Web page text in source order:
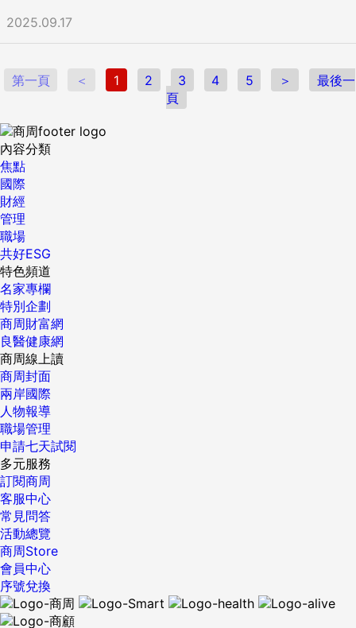
至理所當然的要求伴侶的父母幫忙。 網友TheWizardry90分享
了一段深刻的幻滅經歷。前女友從大學起便習慣由母親打理所
席間，前女友突然理所當然的對著男方母親說道：「嘿，妳忘
記洗我留在房間的衣服了。」兩人的關係在隨後的一週內宣告
人說話，不讓自己或朋友講完任何一句話。 刻意炫耀外語能
力，甚至對不懂該語言的陌生人強行搭話。 把點來的各種醬料
混雜成一大碗廚餘般的液體，自己卻一口都不吃。 不分場合隨
地吐痰、擤鼻涕。 生活習慣地獄篇 眼不見為淨？習慣把家裡
的髒亂藏起來（如將髒碗盤塞進烤箱、垃圾塞沙發墊下）而非
真正打掃乾淨。 生活中習慣製造噪音，像是音量開到最大、慣
性甩門、大力跺步或拉扯抽屜。 衛生習慣極差，頻繁讓馬桶阻
塞卻拒絕清理、直接裝看不見或逃跑。 對象蓄了落腮鬍，每次
吃飯時都任由食物殘渣與醬汁留在鬍子上不擦拭，視覺效果令
人反胃。 用餐前不洗手，用叉子吃飯會用牙齒頻繁咬住叉子發
出喀喀聲，或用牙齒刮取餐具上的食物。 愛咬指甲，並將指甲
碎屑大量囤積在衣服口袋中。 價值觀崩壞篇 缺乏常識卻極度
固執，無法接受客觀事實，甚至會因為被糾正而容易生氣。 伴
侶開車發生擦撞時在一旁冷嘲熱諷，自身卻沒有買車也沒有考
駕照。 盲目跟風購物與囤積折價商品但自己卻用不到，最終任
由物品過期浪費。 自身消費不節制，卻時常抱怨沒錢可以儲
蓄。 該大笑時不發出笑聲，而是刻意用言語唸出「XD」、
「笑死」或「嘻嘻」。 完全無法辨讀簡訊裡的稍微拼錯單字，
即使有前後上下文，例如將sandwich（三明治）拼成
sadnwich，或將outside（外出）拼成outsid，對方就完全無
法解碼。 心理窒息篇 一段健康的關係不該帶來無止境的精神
內耗，如果對方的行為舉止總是讓你感到壓抑，很可能是關係
破裂的預兆。 整個人充滿負能量，言談間總是習慣性抱怨與否
定。 缺乏獨立思考與主見，完全複製伴侶的喜好與社交圈；或
是缺乏自己的生活圈或社交生活，強行依附並介入伴侶的朋友
圈。 網友@Middle-Duck-880抱怨，前任簡直是她的複製
人：點一樣的餐、看一樣的劇。原PO說喜歡哪個演員，他立刻
跟進；他改變想法，前任也會馬上改口。對方甚至拋棄自己所
有的朋友，強行擠進原PO的朋友圈，即使兩人之間根本沒有共
2025.09.17
第一頁 ＜ 1 2 3 4 5 ＞
最後一
頁
內容分類
焦點
國際
財經
管理
職場
共好ESG
特色頻道
名家專欄
特別企劃
商周財富網
良醫健康網
商周線上讀
商周封面
兩岸國際
人物報導
職場管理
申請七天試閱
多元服務
訂閱商周
客服中心
常見問答
活動總覽
商周Store
會員中心
序號兌換